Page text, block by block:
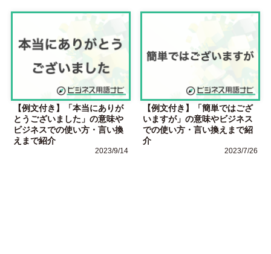
【例文付き】「本当にありが
とうございました」の意味や
ビジネスでの使い方・言い換
えまで紹介
2023/9/14
【例文付き】「簡単ではござ
いますが」の意味やビジネス
での使い方・言い換えまで紹
介
2023/7/26